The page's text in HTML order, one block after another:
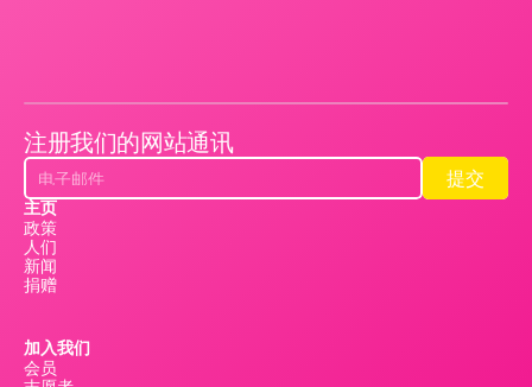
注册我们的网站通讯
提交
提交
主页
政策
人们
新闻
捐赠
加入我们
会员